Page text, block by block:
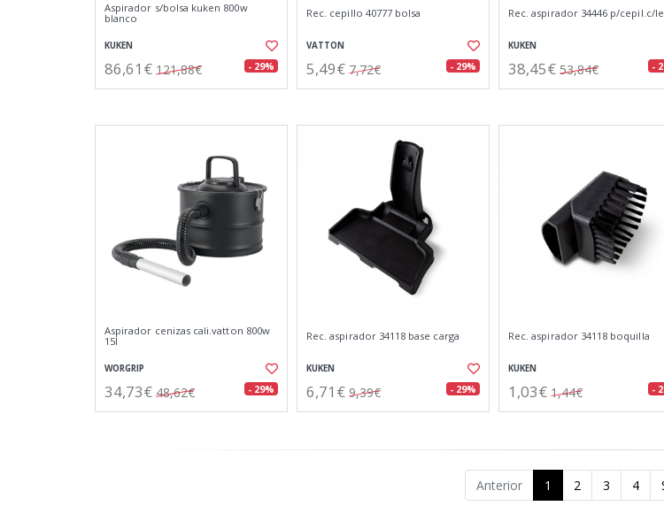
Aspirador s/bolsa kuken 800w
blanco
KUKEN
86,61€ 121,88€ - 29%
Rec. cepillo 40777 bolsa
VATTON
5,49€ 7,72€ - 29%
Rec. aspirador 34446 p/cepil.c/
KUKEN
38,45€ 53,84€ -
Aspirador cenizas cali.vatton 800w
15l
WORGRIP
34,73€ 48,62€ - 29%
Rec. aspirador 34118 base carga
KUKEN
6,71€ 9,39€ - 29%
Rec. aspirador 34118 boquilla
KUKEN
1,03€ 1,44€ -
Anterior 1 2 3 4